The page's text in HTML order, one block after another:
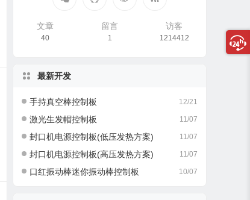
文章
40
留言
1
访客
1214412
最新开发
12/21
手持真空棒控制板
11/07
激光生发帽控制板
11/07
封口机电源控制板(低压发热方案)
11/07
封口机电源控制板(高压发热方案)
10/07
口红振动棒迷你振动棒控制板